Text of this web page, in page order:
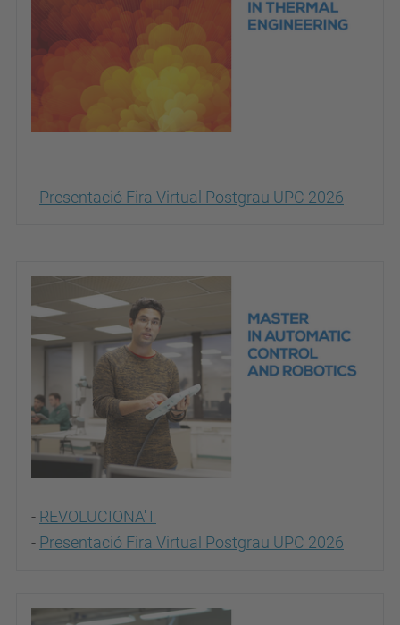
- Presentació Fira Virtual Postgrau UPC 2026
- REVOLUCIONA'T
- Presentació Fira Virtual Postgrau UPC 2026